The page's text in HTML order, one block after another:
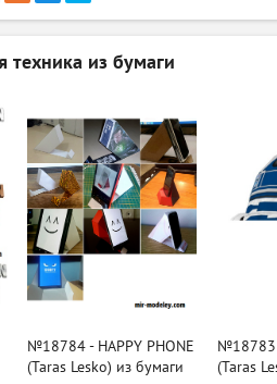
техника из бумаги
№18784 - HAPPY PHONE
(Taras Lesko) из бумаги
№18783
(Taras